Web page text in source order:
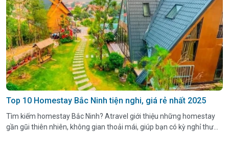
Top 10 Homestay Bắc Ninh tiện nghi, giá rẻ nhất 2025
Tìm kiếm homestay Bắc Ninh? Atravel giới thiệu những homestay
gần gũi thiên nhiên, không gian thoải mái, giúp bạn có kỳ nghỉ thư